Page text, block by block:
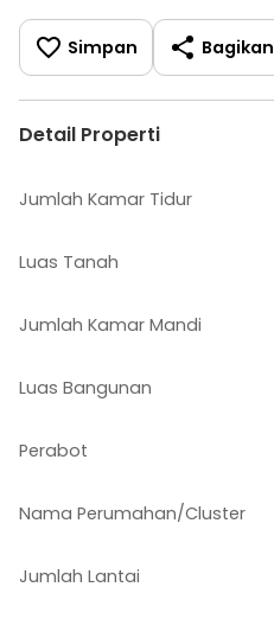
Simpan Bagikan
Detail Properti
Jumlah Kamar Tidur
Luas Tanah
Jumlah Kamar Mandi
Luas Bangunan
Perabot
Nama Perumahan/Cluster
Jumlah Lantai